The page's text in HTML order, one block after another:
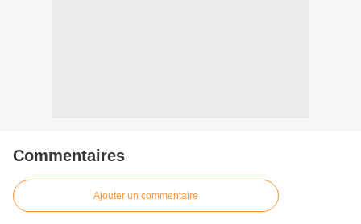
Commentaires
Ajouter un commentaire